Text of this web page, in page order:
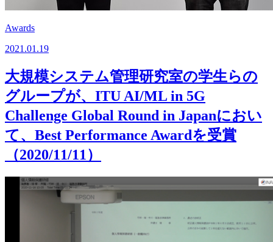
Awards
2021.01.19
⼤規模システム管理研究室の学⽣らの
グループが、ITU AI/ML in 5G
Challenge Global Round in Japanにおい
て、Best Performance Awardを受賞
（2020/11/11）